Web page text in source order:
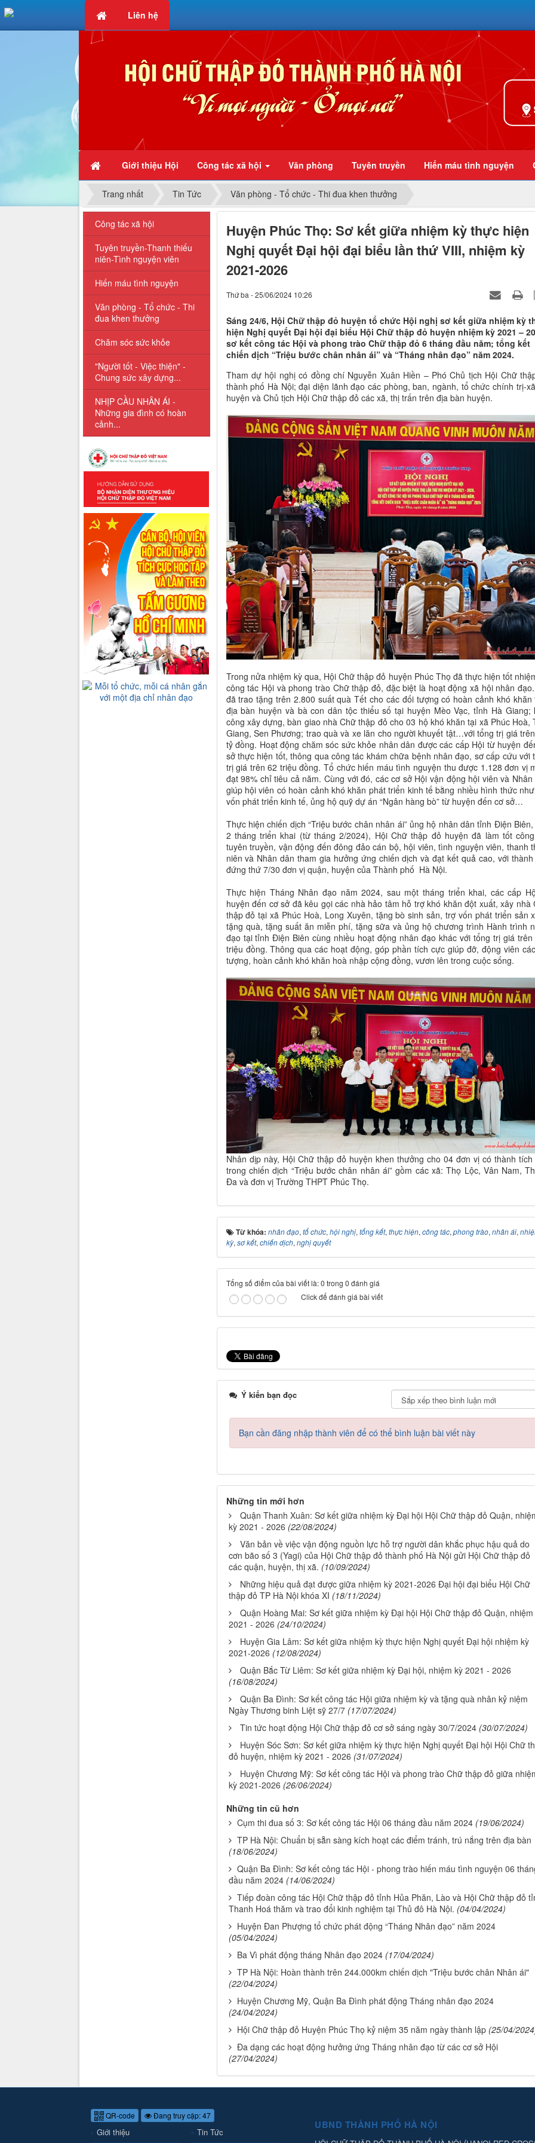
Chữ thập đỏ - Vì mọi người, Ở mọi nơi
Giới thiệu Hội Công tác xã hội Văn phòng Tuyên truyền Hiến máu tình nguyện
Liên hệ
Trang nhất Tin Tức Văn phòng - Tổ chức - Thi đua khen thưởng
Huyện Phúc Thọ: Sơ kết giữa nhiệm kỳ thực hiện
Nghị quyết Đại hội đại biểu lần thứ VIII, nhiệm kỳ
2021-2026
Thứ ba - 25/06/2024 10:26
Sáng 24/6, Hội Chữ thập đỏ huyện tổ chức Hội nghị sơ kết giữa nhiệm kỳ
hiện Nghị quyết Đại hội đại biểu Hội Chữ thập đỏ huyện nhiệm kỳ 2021 –
sơ kết công tác Hội và phong trào Chữ thập đỏ 6 tháng đầu năm; tổng kết
chiến dịch “Triệu bước chân nhân ái” và “Tháng nhân đạo” năm 2024.
Tham dự hội nghị có đồng chí Nguyễn Xuân Hiền – Phó Chủ tịch Hội Chữ
thành phố Hà Nội; đại diện lãnh đạo các phòng, ban, ngành, tổ chức chính trị-
huyện và Chủ tịch Hội Chữ thập đỏ các xã, thị trấn trên địa bàn huyện.
Trong nửa nhiệm kỳ qua, Hội Chữ thập đỏ huyện Phúc Thọ đã thực hiện tốt
công tác Hội và phong trào Chữ thập đỏ, đặc biệt là hoạt động xã hội nhân
đã trao tặng trên 2.800 suất quà Tết cho các đối tượng có hoàn cảnh khó khăn
địa bàn huyện và bà con dân tộc thiểu số tại huyện Mèo Vạc, tỉnh Hà Giang;
công xây dựng, bàn giao nhà Chữ thập đỏ cho 03 hộ khó khăn tại xã Phúc Hoà,
Giang, Sen Phương; trao quà và xe lăn cho người khuyết tật…với tổng trị giá
tỷ đồng. Hoạt động chăm sóc sức khỏe nhân dân được các cấp Hội từ huyện
sở thực hiện tốt, thông qua công tác khám chữa bệnh nhân đạo, sơ cấp cứu với
trị giá trên 62 triệu đồng. Tổ chức hiến máu tình nguyện thu được 1.128 đơn vị
đạt 98% chỉ tiêu cả năm. Cùng với đó, các cơ sở Hội vận động hội viên và Nhân
giúp hội viên có hoàn cảnh khó khăn phát triển kinh tế bằng nhiều hình thức
vốn phát triển kinh tế, ủng hộ quỹ dự án “Ngân hàng bò” từ huyện đến cơ sở…
Thực hiện chiến dịch “Triệu bước chân nhân ái” ủng hộ nhân dân tỉnh Điện
2 tháng triển khai (từ tháng 2/2024), Hội Chữ thập đỏ huyện đã làm tốt
tuyên truyền, vận động đến đông đảo cán bộ, hội viên, tình nguyện viên, thanh
niên và Nhân dân tham gia hưởng ứng chiến dịch và đạt kết quả cao, với
đứng thứ 7/30 đơn vị quận, huyện của Thành phố Hà Nội.
Thực hiện Tháng Nhân đạo năm 2024, sau một tháng triển khai, các cấp
huyện đến cơ sở đã kêu gọi các nhà hảo tâm hỗ trợ khó khăn đột xuất, xây nhà
thập đỏ tại xã Phúc Hoà, Long Xuyên, tặng bò sinh sản, trợ vốn phát triển sản
tặng quà, tặng suất ăn miễn phí, tặng sữa và ủng hộ chương trình Hành trình
đạo tại tỉnh Điện Biên cùng nhiều hoạt động nhân đạo khác với tổng trị giá trên
triệu đồng. Thông qua các hoạt động, góp phần tích cực giúp đỡ, động viên
tượng, hoàn cảnh khó khăn hoà nhập cộng đồng, vươn lên trong cuộc sống.
Nhân dịp này, Hội Chữ thập đỏ huyện khen thưởng cho 04 đơn vị có thành
trong chiến dịch “Triệu bước chân nhân ái” gồm các xã: Thọ Lộc, Vân Nam,
Đa và đơn vị Trường THPT Phúc Thọ.
Từ khóa: nhân đạo, tổ chức, hội nghị, tổng kết, thực hiện, công tác, phong trào, nhân ái,
kỳ, sơ kết, chiến dịch, nghị quyết
Tổng số điểm của bài viết là: 0 trong 0 đánh giá
Click để đánh giá bài viết
Ý kiến bạn đọc
Bạn cần đăng nhập thành viên để có thể bình luận bài viết này
Những tin mới hơn
Quận Thanh Xuân: Sơ kết giữa nhiệm kỳ Đại hội Hội Chữ thập đỏ Quận,
kỳ 2021 - 2026 (22/08/2024)
Văn bản về việc vận động nguồn lực hỗ trợ người dân khắc phục hậu quả do
cơn bão số 3 (Yagi) của Hội Chữ thập đỏ thành phố Hà Nội gửi Hội Chữ thập đỏ
các quận, huyện, thị xã. (10/09/2024)
Những hiệu quả đạt được giữa nhiệm kỳ 2021-2026 Đại hội đại biểu Hội Chữ
thập đỏ TP Hà Nội khóa XI (18/11/2024)
Quận Hoàng Mai: Sơ kết giữa nhiệm kỳ Đại hội Hội Chữ thập đỏ Quận, nhiệm
2021 - 2026 (24/10/2024)
Huyện Gia Lâm: Sơ kết giữa nhiệm kỳ thực hiện Nghị quyết Đại hội nhiệm kỳ
2021-2026 (12/08/2024)
Quận Bắc Từ Liêm: Sơ kết giữa nhiệm kỳ Đại hội, nhiệm kỳ 2021 - 2026
(16/08/2024)
Quận Ba Đình: Sơ kết công tác Hội giữa nhiệm kỳ và tặng quà nhân kỷ niệm
Ngày Thương binh Liệt sỹ 27/7 (17/07/2024)
Tin tức hoạt động Hội Chữ thập đỏ cơ sở sáng ngày 30/7/2024 (30/07/2024)
Huyện Sóc Sơn: Sơ kết giữa nhiệm kỳ thực hiện Nghị quyết Đại hội Hội Chữ
đỏ huyện, nhiệm kỳ 2021 - 2026 (31/07/2024)
Huyện Chương Mỹ: Sơ kết công tác Hội và phong trào Chữ thập đỏ giữa
kỳ 2021-2026 (26/06/2024)
Những tin cũ hơn
Cụm thi đua số 3: Sơ kết công tác Hội 06 tháng đầu năm 2024 (19/06/2024)
TP Hà Nội: Chuẩn bị sẵn sàng kích hoạt các điểm tránh, trú nắng trên địa bàn
(18/06/2024)
Quận Ba Đình: Sơ kết công tác Hội - phong trào hiến máu tình nguyện 06
đầu năm 2024 (14/06/2024)
Tiếp đoàn công tác Hội Chữ thập đỏ tỉnh Hủa Phăn, Lào và Hội Chữ thập đỏ
Thanh Hoá thăm và trao đổi kinh nghiệm tại Thủ đô Hà Nội. (04/04/2024)
Huyện Đan Phượng tổ chức phát động “Tháng Nhân đạo” năm 2024
(05/04/2024)
Ba Vì phát động tháng Nhân đạo 2024 (17/04/2024)
TP Hà Nội: Hoàn thành trên 244.000km chiến dịch "Triệu bước chân Nhân ái"
(22/04/2024)
Huyện Chương Mỹ, Quận Ba Đình phát động Tháng nhân đạo 2024
(24/04/2024)
Hội Chữ thập đỏ Huyện Phúc Thọ kỷ niệm 35 năm ngày thành lập (25/04/
Đa dạng các hoạt động hưởng ứng Tháng nhân đạo từ các cơ sở Hội
(27/04/2024)
Công tác xã hội
Tuyên truyền-Thanh thiếu
niên-Tình nguyện viên
Hiến máu tình nguyện
Văn phòng - Tổ chức - Thi
đua khen thưởng
Chăm sóc sức khỏe
"Người tốt - Việc thiện" -
Chung sức xây dựng...
NHỊP CẦU NHÂN ÁI -
Những gia đình có hoàn
cảnh...
QR-code Đang truy cập: 47
Giới thiệu Tin Tức
UBND THÀNH PHỐ HÀ NỘI